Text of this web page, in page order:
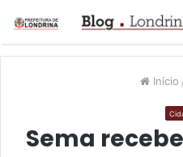
Início
Sema